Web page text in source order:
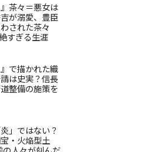
』茶々＝悪女は
が溺愛、豊臣
された茶々
すぎる生涯
』で描かれた織
は史実？信長
整備の施策を
」ではない？
・火焔型土